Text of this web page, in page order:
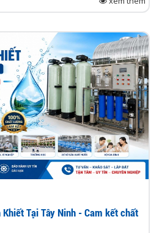
Tại Tây Ninh - Cam kết chất